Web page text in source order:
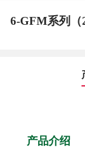
6-GFM系列（
产品介绍